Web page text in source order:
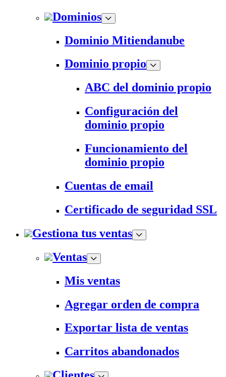
Dominios
Dominio Mitiendanube
Dominio propio
ABC del dominio propio
Configuración del
dominio propio
Funcionamiento del
dominio propio
Cuentas de email
Certificado de seguridad SSL
Gestiona tus ventas
Ventas
Mis ventas
Agregar orden de compra
Exportar lista de ventas
Carritos abandonados